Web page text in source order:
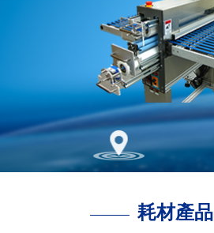
耗材產品